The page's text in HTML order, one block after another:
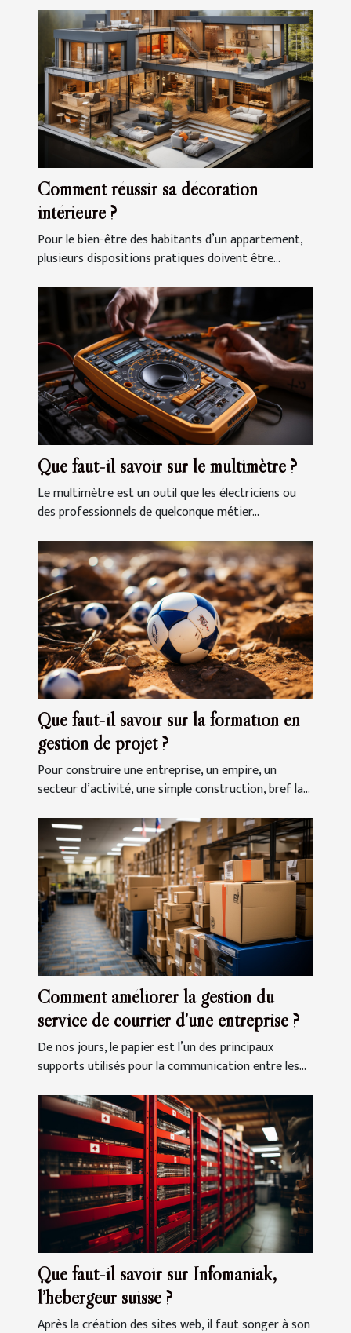
Comment réussir sa décoration
intérieure ?
Pour le bien-être des habitants d’un appartement,
plusieurs dispositions pratiques doivent être...
Que faut-il savoir sur le multimètre ?
Le multimètre est un outil que les électriciens ou
des professionnels de quelconque métier...
Que faut-il savoir sur la formation en
gestion de projet ?
Pour construire une entreprise, un empire, un
secteur d’activité, une simple construction, bref la...
Comment améliorer la gestion du
service de courrier d’une entreprise ?
De nos jours, le papier est l’un des principaux
supports utilisés pour la communication entre les...
Que faut-il savoir sur Infomaniak,
l’hébergeur suisse ?
Après la création des sites web, il faut songer à son